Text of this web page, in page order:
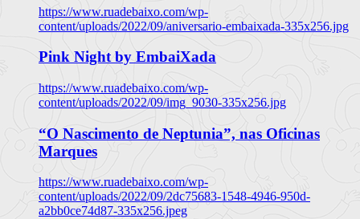
https://www.ruadebaixo.com/wp-
content/uploads/2022/09/aniversario-embaixada-335x256.jpg
Pink Night by EmbaiXada
https://www.ruadebaixo.com/wp-
content/uploads/2022/09/img_9030-335x256.jpg
“O Nascimento de Neptunia”, nas Oficinas
Marques
https://www.ruadebaixo.com/wp-
content/uploads/2022/09/2dc75683-1548-4946-950d-
a2bb0ce74d87-335x256.jpeg